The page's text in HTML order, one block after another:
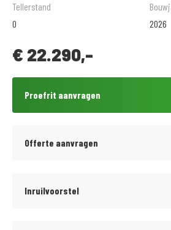
Grote kledingafdeling met zeer veel keus.
Vraag naar de voorwaarden. Toetsing en
VERKOOPPRIJS IS INCLUSIEF ALLE
Tellerstand
0
2026
€ 22.290,-
Proefrit aanvragen
Offerte aanvragen
Inruilvoorstel